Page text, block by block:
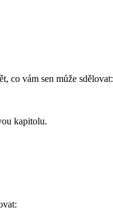
co vám sen může sdělovat:
kapitolu.